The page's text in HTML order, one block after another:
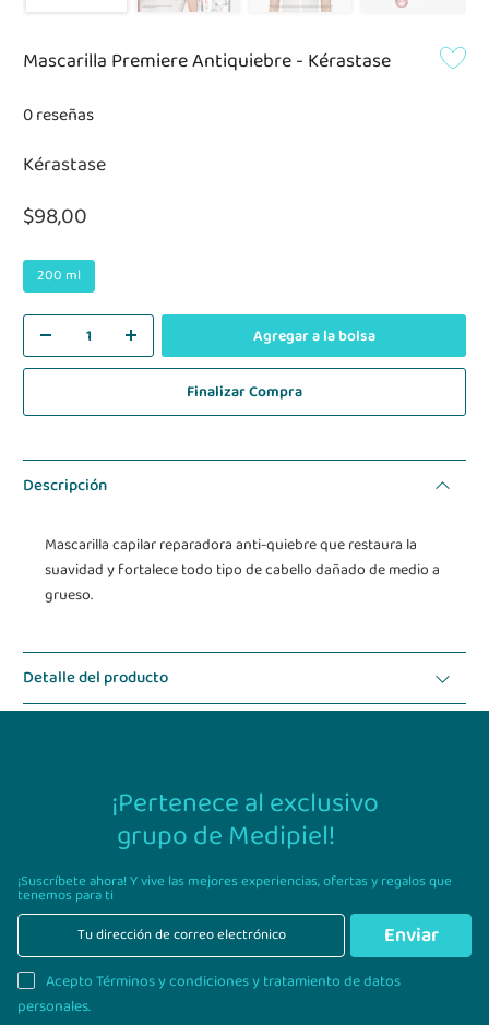
Mascarilla Premiere Antiquiebre - Kérastase
0 reseñas
Kérastase
$98,00
200 ml
Agregar a la bolsa
Finalizar Compra
Descripción
Mascarilla capilar reparadora anti-quiebre que restaura la
suavidad y fortalece todo tipo de cabello dañado de medio a
grueso.
Detalle del producto
¡Pertenece al exclusivo
grupo de Medipiel!
¡Suscríbete ahora! Y vive las mejores experiencias,ofertas y regalos que
tenemos para ti
Enviar
Acepto Términos y condiciones y tratamiento de datos
personales.